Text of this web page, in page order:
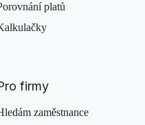
platů
firmy
zaměstnance